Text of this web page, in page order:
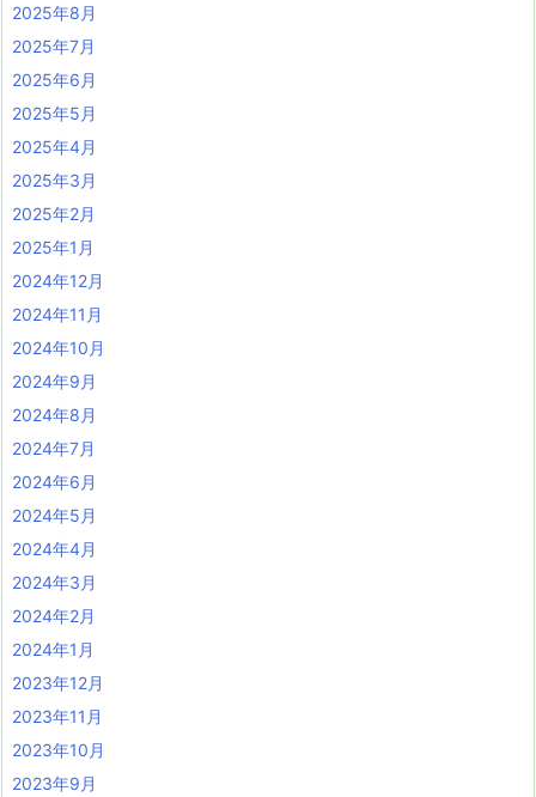
2025年8月
2025年7月
2025年6月
2025年5月
2025年4月
2025年3月
2025年2月
2025年1月
2024年12月
2024年11月
2024年10月
2024年9月
2024年8月
2024年7月
2024年6月
2024年5月
2024年4月
2024年3月
2024年2月
2024年1月
2023年12月
2023年11月
2023年10月
2023年9月